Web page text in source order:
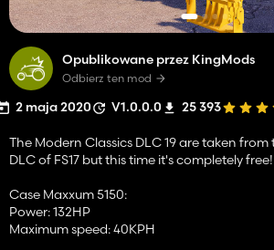
Opublikowane przez KingMods
Odbierz ten mod
2 maja 2020 V1.0.0.0 25 393
The Modern Classics DLC 19 are taken
DLC of FS17 but this time it's completely free!
Case Maxxum 5150:
Power: 132HP
Maximum speed: 40KPH